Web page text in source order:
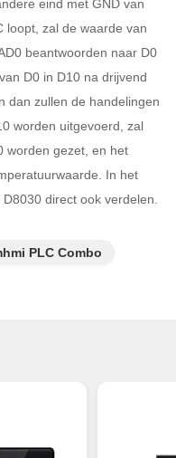
eind met GND van
loopt, zal de waarde van
beantwoorden naar D0
D0 in D10 na drijvend
dan zullen de handelingen
worden uitgevoerd, zal
worden gezet, en het
In het
direct ook verdelen.
PLC Combo